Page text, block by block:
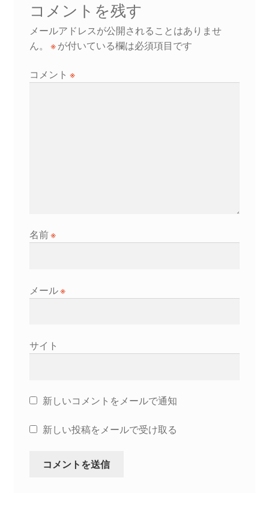
コメントを残す
メールアドレスが公開されることはありませ
ん。
※が付いている欄は必須項目です
コメント ※
名前※
メール※
サイト
新しいコメントをメールで通知
新しい投稿をメールで受け取る